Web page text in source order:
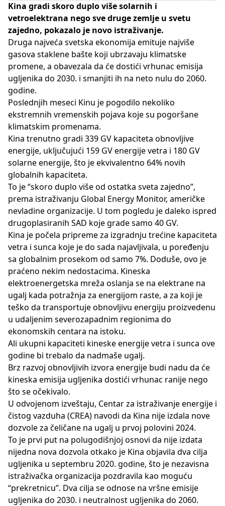
Kina gradi skoro duplo više solarnih i
vetroelektrana nego sve druge zemlje u svetu
zajedno, pokazalo je novo istraživanje.
Druga najveća svetska ekonomija emituje najviše
gasova staklene bašte koji ubrzavaju klimatske
promene, a obavezala da će dostići vrhunac emisija
ugljenika do 2030. i smanjiti ih na neto nulu do 2060.
godine.
Poslednjih meseci Kinu je pogodilo nekoliko
ekstremnih vremenskih pojava koje su pogoršane
klimatskim promenama.
Kina trenutno gradi 339 GV kapaciteta obnovljive
energije, uključujući 159 GV energije vetra i 180 GV
solarne energije, što je ekvivalentno 64% novih
globalnih kapaciteta.
To je “skoro duplo više od ostatka sveta zajedno”,
prema istraživanju Global Energy Monitor, američke
nevladine organizacije. U tom pogledu je daleko ispred
drugoplasiranih SAD koje grade samo 40 GV.
Kina je počela pripreme za izgradnju trećine kapaciteta
vetra i sunca koje je do sada najavljivala, u poređenju
sa globalnim prosekom od samo 7%. Doduše, ovo je
praćeno nekim nedostacima. Kineska
elektroenergetska mreža oslanja se na elektrane na
ugalj kada potražnja za energijom raste, a za koji je
teško da transportuje obnovljivu energiju proizvedenu
u udaljenim severozapadnim regionima do
ekonomskih centara na istoku.
Ali ukupni kapaciteti kineske energije vetra i sunca ove
godine bi trebalo da nadmaše ugalj.
Brz razvoj obnovljivih izvora energije budi nadu da će
kineska emisija ugljenika dostići vrhunac ranije nego
što se očekivalo.
U odvojenom izveštaju, Centar za istraživanje energije i
čistog vazduha (CREA) navodi da Kina nije izdala nove
dozvole za čeličane na ugalj u prvoj polovini 2024.
To je prvi put na polugodišnjoj osnovi da nije izdata
nijedna nova dozvola otkako je Kina objavila dva cilja
ugljenika u septembru 2020. godine, što je nezavisna
istraživačka organizacija pozdravila kao moguću
“prekretnicu”. Dva cilja se odnose na vršne emisije
ugljenika do 2030. i neutralnost ugljenika do 2060.